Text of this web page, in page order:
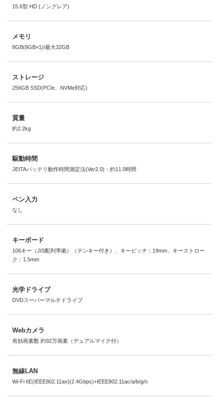
15.6型 HD (ノングレア)
メモリ
8GB(8GB×1)/最大32GB
ストレージ
256GB SSD(PCIe、NVMe対応)
質量
約2.2kg
駆動時間
JEITAバッテリ動作時間測定法(Ver2.0)：約11.0時間
ペン入力
なし
キーボード
106キー（JIS配列準拠）（テンキー付き）、キーピッチ：19mm、キーストロー
ク：1.5mm
光学ドライブ
DVDスーパーマルチドライブ
Webカメラ
有効画素数 約92万画素（デュアルマイク付）
無線LAN
Wi-Fi 6E(IEEE802.11ax)(2.4Gbps)+IEEE802.11ac/a/b/g/n